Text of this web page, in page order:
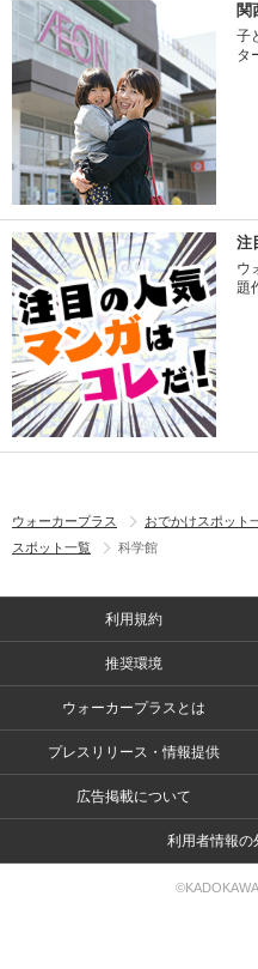
関
子
タ
注
ウ
題
ウォーカープラス おでかけスポット
スポット一覧
科学館
利用規約
推奨環境
ウォーカープラスとは
プレスリリース・情報提供
広告掲載について
利用者情報の